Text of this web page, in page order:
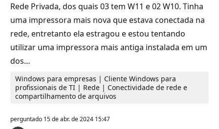
Rede Privada, dos quais 03 tem W11 e 02 W10. Tinha
uma impressora mais nova que estava conectada na
rede, entretanto ela estragou e estou tentando
utilizar uma impressora mais antiga instalada em um
dos…
Windows para empresas | Cliente Windows para
profissionais de TI | Rede | Conectividade de rede e
compartilhamento de arquivos
perguntado 15 de abr. de 2024 15:47